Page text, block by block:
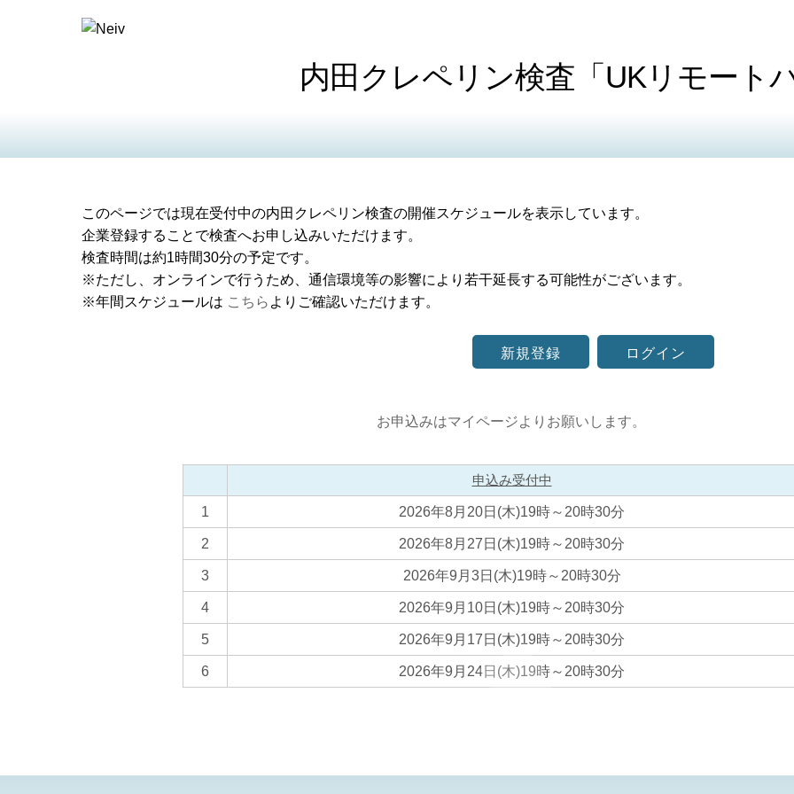
内田クレペリン検査「UKリモート
このページでは現在受付中の内田クレペリン検査の開催スケジュールを表示しています。
企業登録することで検査へお申し込みいただけます。
検査時間は約1時間30分の予定です。
※ただし、オンラインで行うため、通信環境等の影響により若干延長する可能性がございます。
※年間スケジュールは こちら よりご確認いただけます。
新規登録 ログイン
お申込みはマイページよりお願いします。
申込み受付中
1 2026年8月20日(木)19時～20時30分
2 2026年8月27日(木)19時～20時30分
3 2026年9月3日(木)19時～20時30分
4 2026年9月10日(木)19時～20時30分
5 2026年9月17日(木)19時～20時30分
6 2026年9月24日(木)19時～20時30分